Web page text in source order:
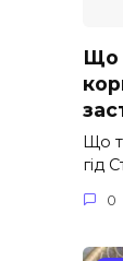
Що
Що
гід
0